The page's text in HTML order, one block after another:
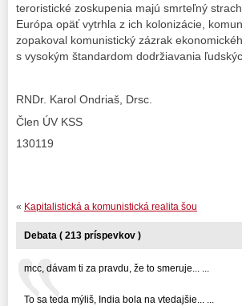
teroristické zoskupenia majú smrteľný
Európa opäť vytrhla z ich kolonizácie,
zopakoval komunistický zázrak
s vysokým štandardom dodržiavania
RNDr. Karol Ondriaš, Drsc.
Člen ÚV KSS
130119
« Kapitalistická a komunistická realita šou
Debata ( 213 príspevkov )
mcc, dávam ti za pravdu, že to smeruje... ...
To sa teda mýliš, India bola na vtedajšie... ...